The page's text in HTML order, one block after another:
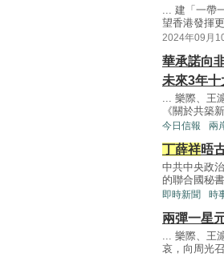
... 建「一帶
望香港發揮
2024年09月
華承諾向
未來3年
... 樂際、王
《關於共築
今日信報 兩
丁薛祥晤
中共中央政
的聯合國秘
即時新聞 時
兩彈一星
... 樂際、王
哀，向周光